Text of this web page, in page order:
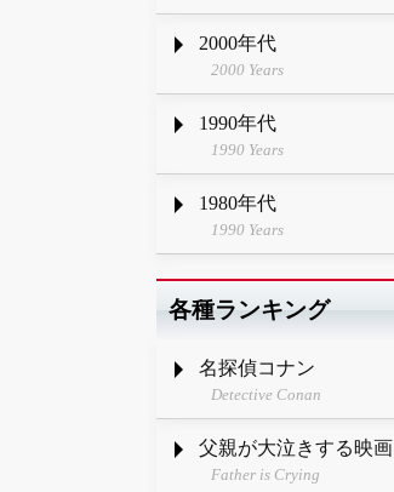
2000年代
2000 Years
1990年代
1990 Years
1980年代
1990 Years
各種ランキング
名探偵コナン
Detective Conan
父親が大泣きする映画
Father is Crying